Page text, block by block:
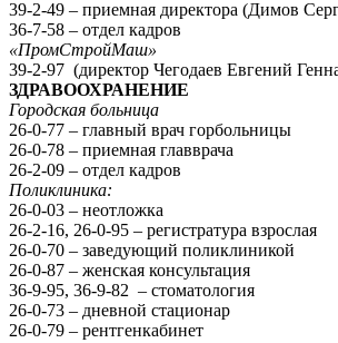
39-2-49 – приемная директора (Димов
36-7-58 – отдел кадров
«ПромСтройМаш»
39-2-97 (директор Чегодаев Евгений
ЗДРАВООХРАНЕНИЕ
Городская больница
26-0-77 – главный врач горбольницы
26-0-78 – приемная главврача
26-2-09 – отдел кадров
Поликлиника:
26-0-03 – неотложка
26-2-16, 26-0-95 – регистратура взрослая
26-0-70 – заведующий поликлиникой
26-0-87 – женская консультация
36-9-95, 36-9-82 – стоматология
26-0-73 – дневной стационар
26-0-79 – рентгенкабинет